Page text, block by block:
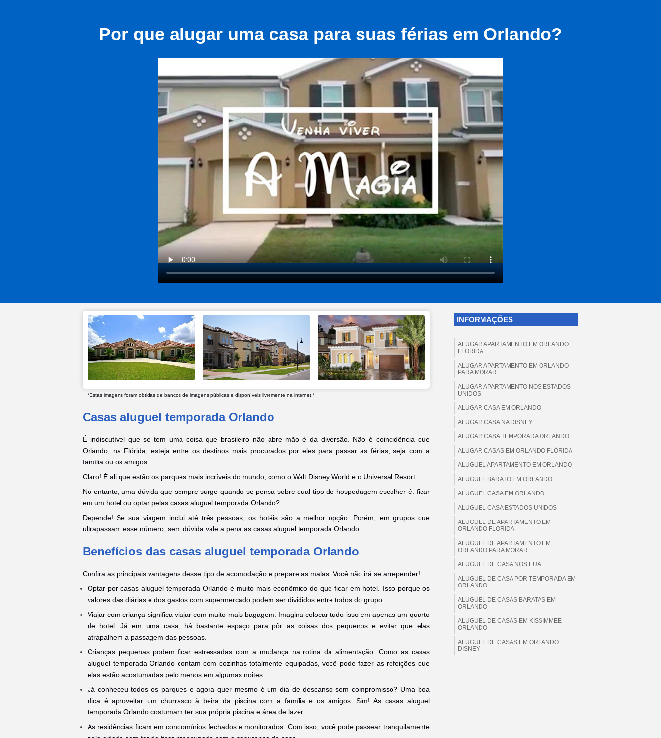
Por que alugar uma casa para suas férias em Orlando?
*Estas imagens foram obtidas de bancos de imagens públicas e disponíveis livremente na internet.*
Casas aluguel temporada Orlando
É indiscutível que se tem uma coisa que brasileiro não abre mão é da diversão. Não é coincidência que
Orlando, na Flórida, esteja entre os destinos mais procurados por eles para passar as férias, seja com a
família ou os amigos.
Claro! É ali que estão os parques mais incríveis do mundo, como o Walt Disney World e o Universal Resort.
No entanto, uma dúvida que sempre surge quando se pensa sobre qual tipo de hospedagem escolher é: ficar
em um hotel ou optar pelas casas aluguel temporada Orlando?
Depende! Se sua viagem inclui até três pessoas, os hotéis são a melhor opção. Porém, em grupos que
ultrapassam esse número, sem dúvida vale a pena as casas aluguel temporada Orlando.
Benefícios das casas aluguel temporada Orlando
Confira as principais vantagens desse tipo de acomodação e prepare as malas. Você não irá se arrepender!
Optar por casas aluguel temporada Orlando é muito mais econômico do que ficar em hotel. Isso porque os
valores das diárias e dos gastos com supermercado podem ser divididos entre todos do grupo.
Viajar com criança significa viajar com muito mais bagagem. Imagina colocar tudo isso em apenas um quarto
de hotel. Já em uma casa, há bastante espaço para pôr as coisas dos pequenos e evitar que elas
atrapalhem a passagem das pessoas.
Crianças pequenas podem ficar estressadas com a mudança na rotina da alimentação. Como as casas
aluguel temporada Orlando contam com cozinhas totalmente equipadas, você pode fazer as refeições que
elas estão acostumadas pelo menos em algumas noites.
Já conheceu todos os parques e agora quer mesmo é um dia de descanso sem compromisso? Uma boa
dica é aproveitar um churrasco à beira da piscina com a família e os amigos. Sim! As casas aluguel
temporada Orlando costumam ter sua própria piscina e área de lazer.
As residências ficam em condomínios fechados e monitorados. Com isso, você pode passear tranquilamente
INFORMAÇÕES
ALUGAR APARTAMENTO EM ORLANDO
FLORIDA
ALUGAR APARTAMENTO EM ORLANDO
PARA MORAR
ALUGAR APARTAMENTO NOS ESTADOS
UNIDOS
ALUGAR CASA EM ORLANDO
ALUGAR CASA NA DISNEY
ALUGAR CASA TEMPORADA ORLANDO
ALUGAR CASAS EM ORLANDO FLÓRIDA
ALUGUEL APARTAMENTO EM ORLANDO
ALUGUEL BARATO EM ORLANDO
ALUGUEL CASA EM ORLANDO
ALUGUEL CASA ESTADOS UNIDOS
ALUGUEL DE APARTAMENTO EM
ORLANDO FLORIDA
ALUGUEL DE APARTAMENTO EM
ORLANDO PARA MORAR
ALUGUEL DE CASA NOS EUA
ALUGUEL DE CASA POR TEMPORADA EM
ORLANDO
ALUGUEL DE CASAS BARATAS EM
ORLANDO
ALUGUEL DE CASAS EM KISSIMMEE
ORLANDO
ALUGUEL DE CASAS EM ORLANDO
DISNEY